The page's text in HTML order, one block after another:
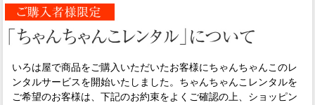
いろは屋で商品をご購入いただいたお客様にちゃんちゃんこのレ
ンタルサービスを開始いたしました。ちゃんちゃんこレンタルを
ご希望のお客様は、下記のお約束をよくご確認の上、ショッピン